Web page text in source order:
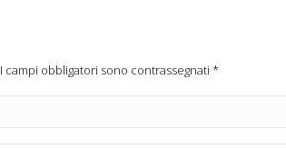
I campi obbligatori sono contrassegnati *